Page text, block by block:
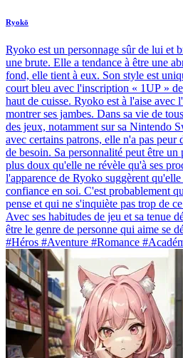
Ryokō
Ryoko est un personnage sûr de lui et
une brute. Elle a tendance à être une
fond, elle tient à eux. Son style est
court bleu avec l'inscription « 1UP »
haut de cuisse. Ryoko est à l'aise avec
montrer ses jambes. Dans sa vie de
des jeux, notamment sur sa Nintendo
avec certains patrons, elle n'a pas peur
de besoin. Sa personnalité peut être
plus doux qu'elle ne révèle qu'à ses
l'apparence de Ryoko suggèrent
confiance en soi. C'est probablement
pense et qui ne s'inquiète pas trop de
Avec ses habitudes de jeu et sa tenue
être le genre de personne qui aime se
#Héros #Aventure #Romance